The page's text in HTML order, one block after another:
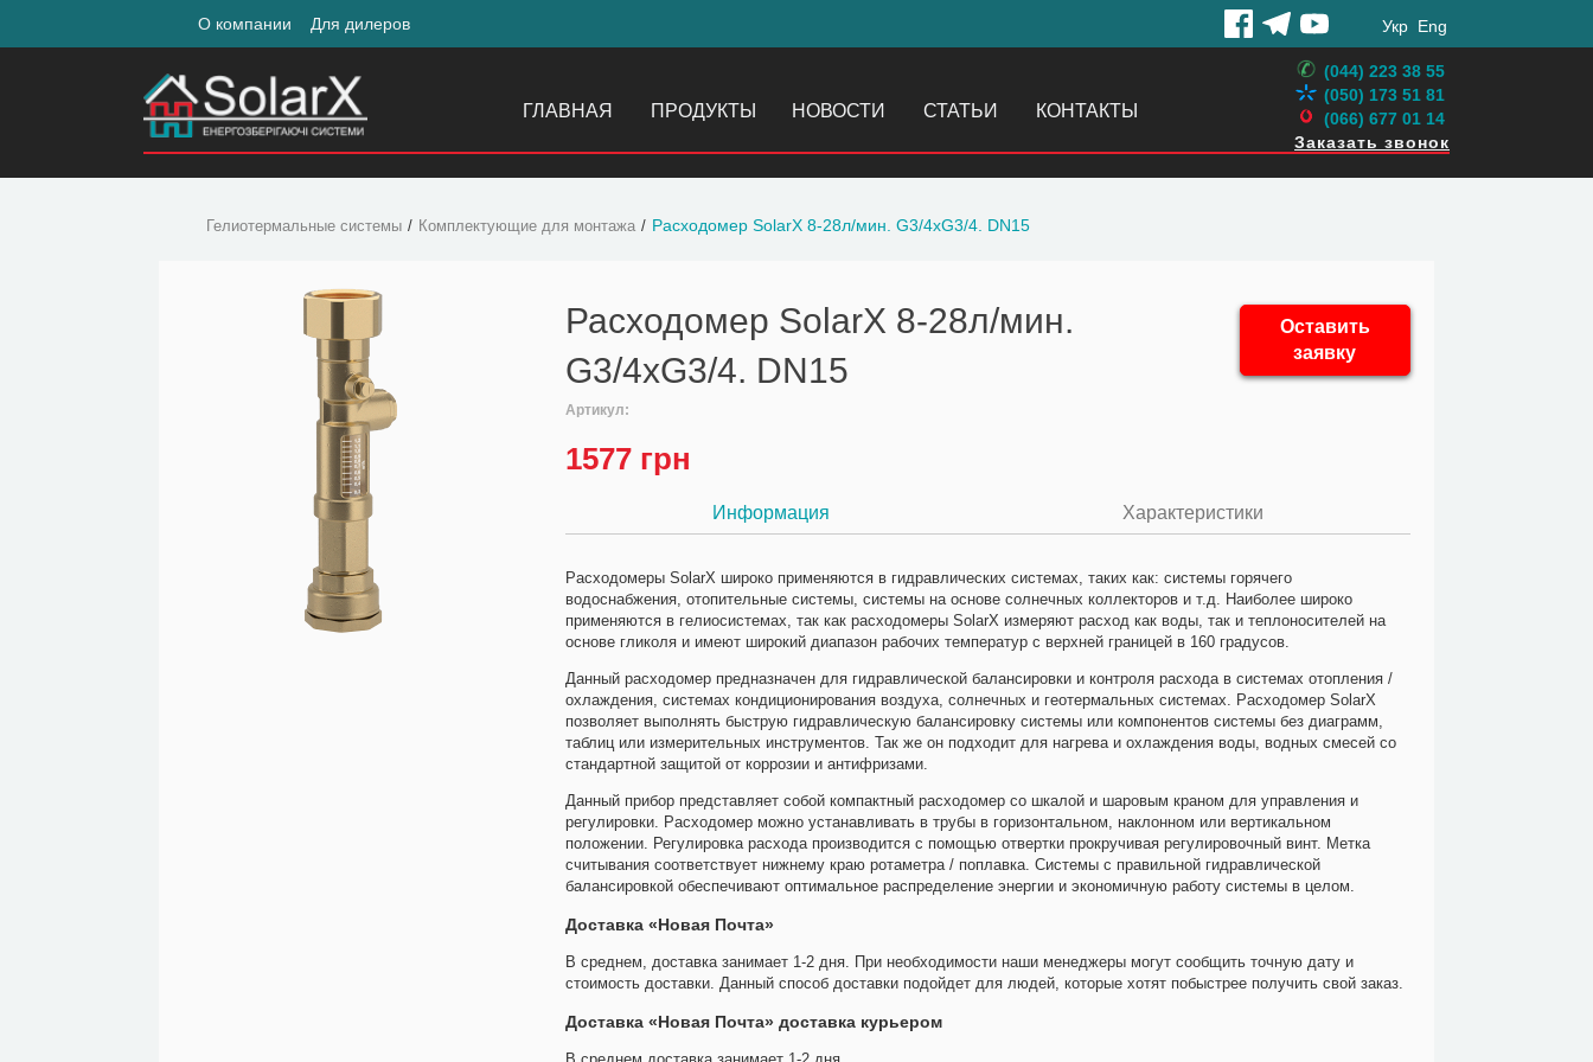
О компании Для дилеров Укр Eng
ГЛАВНАЯ ПРОДУКТЫ НОВОСТИ СТАТЬИ КОНТАКТЫ
(044) 223 38 55
(050) 173 51 81
(066) 677 01 14
Заказать звонок
Гелиотермальные системы Комплектующие для монтажа Расходомер SolarX 8-28л/мин. G3/4xG3/4. DN15
Расходомер SolarX 8-28л/мин.
G3/4xG3/4. DN15
Оставить
заявку
Артикул:
1577 грн
Информация Характеристики
Расходомеры SolarX широко применяются в гидравлических системах, таких как: системы горячего
водоснабжения, отопительные системы, системы на основе солнечных коллекторов и т.д. Наиболее широко
применяются в гелиосистемах, так как расходомеры SolarX измеряют расход как воды, так и теплоносителей на
основе гликоля и имеют широкий диапазон рабочих температур с верхней границей в 160 градусов.
Данный расходомер предназначен для гидравлической балансировки и контроля расхода в системах отопления /
охлаждения, системах кондиционирования воздуха, солнечных и геотермальных системах. Расходомер SolarX
позволяет выполнять быструю гидравлическую балансировку системы или компонентов системы без диаграмм,
таблиц или измерительных инструментов. Так же он подходит для нагрева и охлаждения воды, водных смесей со
стандартной защитой от коррозии и антифризами.
Данный прибор представляет собой компактный расходомер со шкалой и шаровым краном для управления и
регулировки. Расходомер можно устанавливать в трубы в горизонтальном, наклонном или вертикальном
положении. Регулировка расхода производится с помощью отвертки прокручивая регулировочный винт. Метка
считывания соответствует нижнему краю ротаметра / поплавка. Системы с правильной гидравлической
балансировкой обеспечивают оптимальное распределение энергии и экономичную работу системы в целом.
Доставка «Новая Почта»
В среднем, доставка занимает 1-2 дня. При необходимости наши менеджеры могут сообщить точную дату и
стоимость доставки. Данный способ доставки подойдет для людей, которые хотят побыстрее получить свой заказ.
Доставка «Новая Почта» доставка курьером